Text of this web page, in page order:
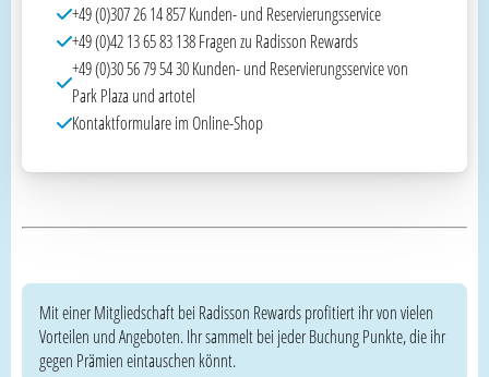
+49 (0)307 26 14 857 Kunden- und Reservierungsservice
+49 (0)42 13 65 83 138 Fragen zu Radisson Rewards
+49 (0)30 56 79 54 30 Kunden- und Reservierungsservice von
Park Plaza und artotel
Kontaktformulare im Online-Shop
Mit einer Mitgliedschaft bei Radisson Rewards profitiert ihr von vielen
Vorteilen und Angeboten. Ihr sammelt bei jeder Buchung Punkte, die ihr
gegen Prämien eintauschen könnt.